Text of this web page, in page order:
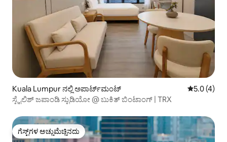
Kuala Lumpur ನಲ್ಲಿ ಅಪಾರ್ಟ್‌ಮಂಟ್ 5 ರಲ್ಲಿ 5.0
5.0 (4)
ಸ್ಟೈಲಿಶ್ ಜಪಾಂಡಿ ಸ್ಟುಡಿಯೋ @ ಬುಕಿತ್ ಬಿಂಟಾಂಗ್ | TRX
ಗೆಸ್ಟ್‌ಗಳ ಅಚ್ಚುಮೆಚ್ಚಿನದು
ಗೆಸ್ಟ್‌ಗಳ ಅಚ್ಚುಮೆಚ್ಚಿನದು